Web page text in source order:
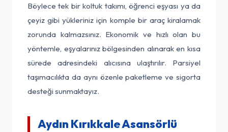
Böylece tek bir koltuk takımı, öğrenci eşyası ya da
çeyiz gibi yükleriniz için komple bir araç kiralamak
zorunda kalmazsınız. Ekonomik ve hızlı olan bu
yöntemle, eşyalarınız bölgesinden alınarak en kısa
sürede adresindeki alıcısına ulaştırılır. Parsiyel
taşımacılıkta da aynı özenle paketleme ve sigorta
desteği sunmaktayız.
Aydın Kırıkkale Asansörlü